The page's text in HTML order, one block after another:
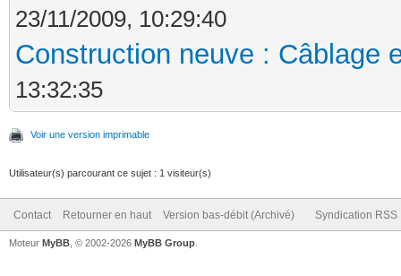
23/11/2009, 10:29:40
Construction neuve : Câblage
13:32:35
Voir une version imprimable
Utilisateur(s) parcourant ce sujet : 1 visiteur(s)
Contact Retourner en haut Version bas-débit (Archivé) Syndication RSS
Moteur MyBB , © 2002-2026 MyBB Group